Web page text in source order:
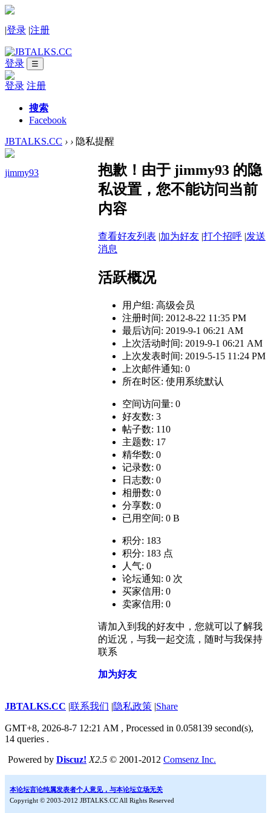
|登录 |注册
登录 ☰
登录 注册
搜索
Facebook
JBTALKS.CC › › 隐私提醒
jimmy93
抱歉！由于 jimmy93 的隐
私设置，您不能访问当前
内容
查看好友列表 |加为好友 |打个招呼 |发送
消息
活跃概况
用户组: 高级会员
注册时间: 2012-8-22 11:35 PM
最后访问: 2019-9-1 06:21 AM
上次活动时间: 2019-9-1 06:21 AM
上次发表时间: 2019-5-15 11:24 PM
上次邮件通知: 0
所在时区: 使用系统默认
空间访问量: 0
好友数: 3
帖子数: 110
主题数: 17
精华数: 0
记录数: 0
日志数: 0
相册数: 0
分享数: 0
已用空间: 0 B
积分: 183
积分: 183 点
人气: 0
论坛通知: 0 次
买家信用: 0
卖家信用: 0
请加入到我的好友中，您就可以了解我
的近况，与我一起交流，随时与我保持
联系
加为好友
JBTALKS.CC |联系我们 |隐私政策 |Share
GMT+8, 2026-8-7 12:21 AM , Processed in 0.058139 second(s),
14 queries .
Powered by Discuz! X2.5 © 2001-2012 Comsenz Inc.
本论坛言论纯属发表者个人意见，与本论坛立场无关
Copyright © 2003-2012 JBTALKS.CC All Rights Reserved